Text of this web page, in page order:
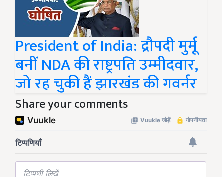
President of India: द्रौपदी मुर्मू
बनीं NDA की राष्ट्रपति उम्मीदवार,
जो रह चुकी हैं झारखंड की गवर्नर
Share your comments